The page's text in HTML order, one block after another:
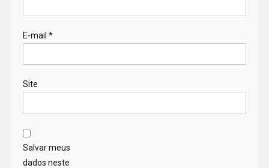
E-mail *
Site
Salvar meus
dados neste